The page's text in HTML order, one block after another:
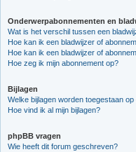
Onderwerpabonnementen en
Wat is het verschil tussen een
Hoe kan ik een bladwijzer of
Hoe kan ik een bladwijzer of
Hoe zeg ik mijn abonnement op?
Bijlagen
Welke bijlagen worden toegestaan op
Hoe vind ik al mijn bijlagen?
phpBB vragen
Wie heeft dit forum geschreven?